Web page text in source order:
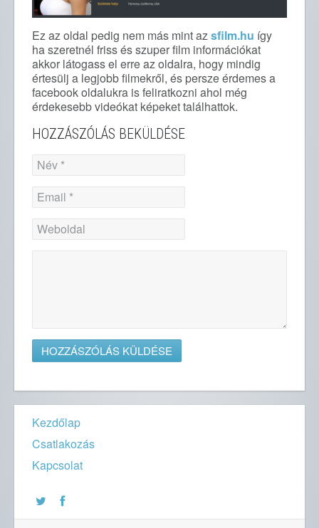
Ez az oldal pedig nem más mint azsfilm.hu így
ha szeretnél friss és szuper film információkat
akkor látogass el erre az oldalra, hogy mindig
értesülj a legjobb filmekről, és persze érdemes a
facebook oldalukra is feliratkozni ahol még
érdekesebb videókat képeket találhattok.
HOZZÁSZÓLÁS BEKÜLDÉSE
Kezdőlap
Csatlakozás
Kapcsolat